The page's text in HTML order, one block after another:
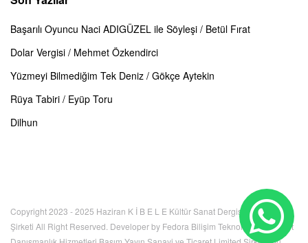
Başarılı Oyuncu Naci ADIGÜZEL ile Söyleşi / Betül Fırat
Dolar Vergisi / Mehmet Özkendirci
Yüzmeyi Bilmediğim Tek Deniz / Gökçe Aytekin
Rüya Tabiri / Eyüp Toru
Dilhun
Copyright 2023 - 2025 Haziran K İ B E L E Kültür Sanat Dergisi Limited
Şirketi All Right Reserved. Developer by Fedora Bilişim Teknolojileri İnternet